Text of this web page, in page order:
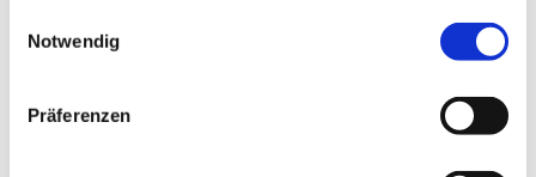
Notwendig
Präferenzen